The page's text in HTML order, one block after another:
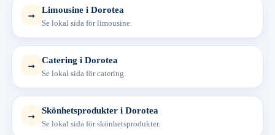
→ Limousine i Dorotea
Se lokal sida för limousine.
→ Catering i Dorotea
Se lokal sida för catering.
→ Skönhetsprodukter i Dorotea
Se lokal sida för skönhetsprodukter.